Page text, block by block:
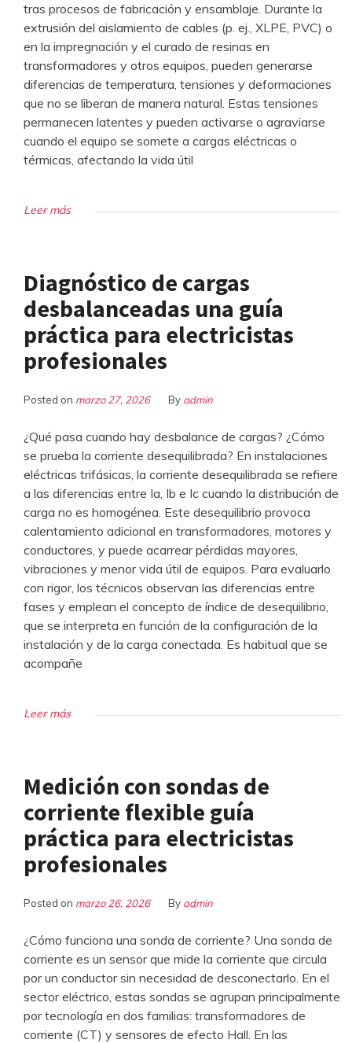
tras procesos de fabricación y ensamblaje. Durante la
extrusión del aislamiento de cables (p. ej., XLPE, PVC) o
en la impregnación y el curado de resinas en
transformadores y otros equipos, pueden generarse
diferencias de temperatura, tensiones y deformaciones
que no se liberan de manera natural. Estas tensiones
permanecen latentes y pueden activarse o agraviarse
cuando el equipo se somete a cargas eléctricas o
térmicas, afectando la vida útil
Leer más
Diagnóstico de cargas
desbalanceadas una guía
práctica para electricistas
profesionales
Posted on marzo 27, 2026 By admin
¿Qué pasa cuando hay desbalance de cargas? ¿Cómo
se prueba la corriente desequilibrada? En instalaciones
eléctricas trifásicas, la corriente desequilibrada se refiere
a las diferencias entre Ia, Ib e Ic cuando la distribución de
carga no es homogénea. Este desequilibrio provoca
calentamiento adicional en transformadores, motores y
conductores, y puede acarrear pérdidas mayores,
vibraciones y menor vida útil de equipos. Para evaluarlo
con rigor, los técnicos observan las diferencias entre
fases y emplean el concepto de índice de desequilibrio,
que se interpreta en función de la configuración de la
instalación y de la carga conectada. Es habitual que se
acompañe
Leer más
Medición con sondas de
corriente flexible guía
práctica para electricistas
profesionales
Posted on marzo 26, 2026 By admin
¿Cómo funciona una sonda de corriente? Una sonda de
corriente es un sensor que mide la corriente que circula
por un conductor sin necesidad de desconectarlo. En el
sector eléctrico, estas sondas se agrupan principalmente
por tecnología en dos familias: transformadores de
corriente (CT) y sensores de efecto Hall. En las